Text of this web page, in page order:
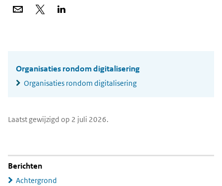
Deel
Deel
Organisaties rondom digitalisering
Organisaties rondom digitalisering
Laatst gewijzigd op 2 juli 2026.
Berichten
Achtergrond